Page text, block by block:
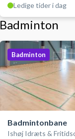
Ledige tider i dag
Badminton
Badminton
Badmintonbane
Ishøj Idræts &